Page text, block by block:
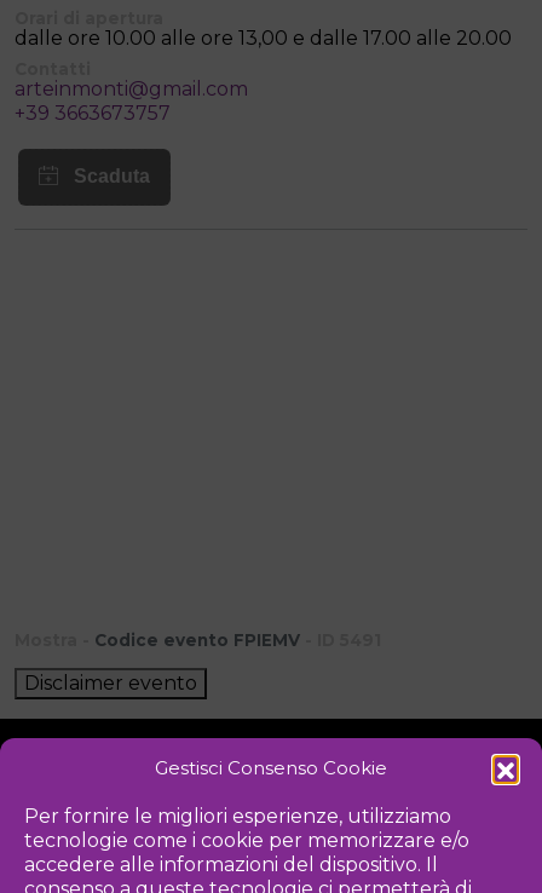
Gestisci Consenso Cookie
Per fornire le migliori esperienze, utilizziamo
tecnologie come i cookie per memorizzare e/o
accedere alle informazioni del dispositivo. Il
dalle ore 10.00 alle ore 13,00 e dalle 17.00 alle 20.00
arteinmonti@gmail.com
+39 3663673757
Codice evento FPIEMV
Disclaimer evento
PRIVACY POLICY